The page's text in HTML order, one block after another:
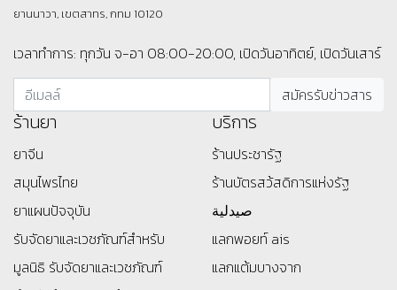
ยานนาวา, เขตสาทร, กทม 10120
เวลาทำการ: ทุกวัน จ-อา 08:00-20:00, เปิดวันอาทิตย์, เปิดวันเสาร์
ร้านยา
ยาจีน
สมุนไพรไทย
ยาแผนปัจจุบัน
รับจัดยาและเวชภัณฑ์สำหรับ
มูลนิธิ รับจัดยาและเวชภัณฑ์
บริการ
ร้านประชารัฐ
ร้านบัตรสว้สดิการแห่งรัฐ
صيدلية
แลกพอยท์ ais
แลกแต้มบางจาก